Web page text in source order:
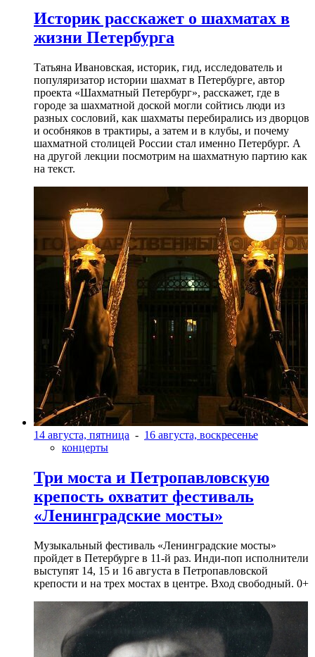
Историк расскажет о шахматах в
жизни Петербурга
Татьяна Ивановская, историк, гид, исследователь и
популяризатор истории шахмат в Петербурге, автор
проекта «Шахматный Петербург», расскажет, где в
городе за шахматной доской могли сойтись люди из
разных сословий, как шахматы перебирались из дворцов
и особняков в трактиры, а затем и в клубы, и почему
шахматной столицей России стал именно Петербург. А
на другой лекции посмотрим на шахматную партию как
на текст.
14 августа, пятница - 16 августа, воскресенье
концерты
Три моста и Петропавловскую
крепость охватит фестиваль
«Ленинградские мосты»
Музыкальный фестиваль «Ленинградские мосты»
пройдет в Петербурге в 11-й раз. Инди-поп исполнители
выступят 14, 15 и 16 августа в Петропавловской
крепости и на трех мостах в центре. Вход свободный. 0+